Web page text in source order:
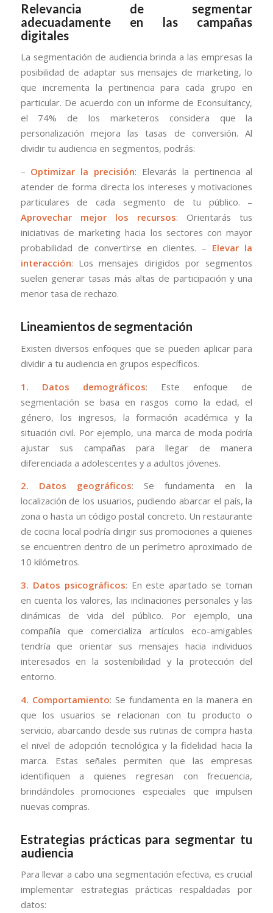
Relevancia de segmentar
adecuadamente en las campañas
digitales
La segmentación de audiencia brinda a las empresas la
posibilidad de adaptar sus mensajes de marketing, lo
que incrementa la pertinencia para cada grupo en
particular. De acuerdo con un informe de Econsultancy,
el 74% de los marketeros considera que la
personalización mejora las tasas de conversión. Al
dividir tu audiencia en segmentos, podrás:
– Optimizar la precisión: Elevarás la pertinencia al
atender de forma directa los intereses y motivaciones
particulares de cada segmento de tu público. –
Aprovechar mejor los recursos: Orientarás tus
iniciativas de marketing hacia los sectores con mayor
probabilidad de convertirse en clientes. – Elevar la
interacción: Los mensajes dirigidos por segmentos
suelen generar tasas más altas de participación y una
menor tasa de rechazo.
Lineamientos de segmentación
Existen diversos enfoques que se pueden aplicar para
dividir a tu audiencia en grupos específicos.
1. Datos demográficos: Este enfoque de
segmentación se basa en rasgos como la edad, el
género, los ingresos, la formación académica y la
situación civil. Por ejemplo, una marca de moda podría
ajustar sus campañas para llegar de manera
diferenciada a adolescentes y a adultos jóvenes.
2. Datos geográficos: Se fundamenta en la
localización de los usuarios, pudiendo abarcar el país, la
zona o hasta un código postal concreto. Un restaurante
de cocina local podría dirigir sus promociones a quienes
se encuentren dentro de un perímetro aproximado de
10 kilómetros.
3. Datos psicográficos: En este apartado se toman
en cuenta los valores, las inclinaciones personales y las
dinámicas de vida del público. Por ejemplo, una
compañía que comercializa artículos eco-amigables
tendría que orientar sus mensajes hacia individuos
interesados en la sostenibilidad y la protección del
entorno.
4. Comportamiento: Se fundamenta en la manera en
que los usuarios se relacionan con tu producto o
servicio, abarcando desde sus rutinas de compra hasta
el nivel de adopción tecnológica y la fidelidad hacia la
marca. Estas señales permiten que las empresas
identifiquen a quienes regresan con frecuencia,
brindándoles promociones especiales que impulsen
nuevas compras.
Estrategias prácticas para segmentar tu
audiencia
Para llevar a cabo una segmentación efectiva, es crucial
implementar estrategias prácticas respaldadas por
datos: